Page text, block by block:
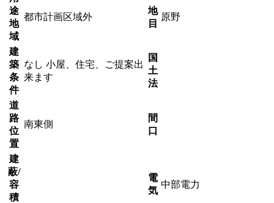
途
地
域
都市計画区域外
地
目
原野
建
築
条
件
なし 小屋、住宅、ご提案出
来ます
国
土
法
道
路
位
置
南東側
間
口
建
蔽/
容
積
電
気
中部電力